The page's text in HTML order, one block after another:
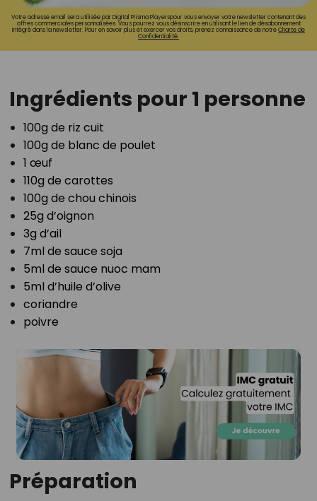
Votre adresse email sera utilisée par Digital Prisma Playerspour vous envoyer votre newsletter contenant des
offres commerciales personnalisées. Vous pourrez vous désinscrire en utilisant le lien de désabonnement
intégré dans la newsletter. Pour en savoir plus et exercer vos droits, prenez connaissance de notreCharte de
Confidentialité.
Ingrédients pour 1 personne
100g de riz cuit
100g de blanc de poulet
1 œuf
110g de carottes
100g de chou chinois
25g d’oignon
3g d’ail
7ml de sauce soja
5ml de sauce nuoc mam
5ml d’huile d’olive
coriandre
poivre
Préparation